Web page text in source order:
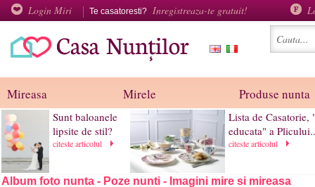
Login Miri Te casatoresti? Inregistreaza-te gratuit!
Mireasa Mirele Produse nunta
Sunt baloanele
lipsite de stil?
citeste articolul
Lista de Casatorie,
educata" a
citeste articolul
Album foto nunta - Poze nunti - Imagini mire si mireasa